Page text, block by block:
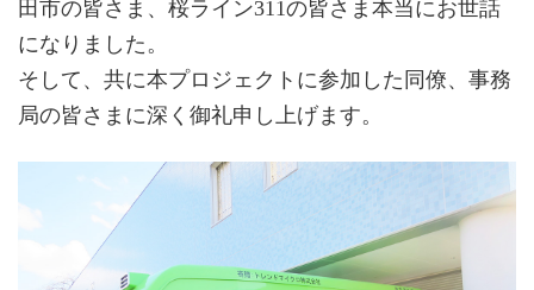
田市の皆さま、桜ライン311の皆さま本当にお世話
になりました。
そして、共に本プロジェクトに参加した同僚、事務
局の皆さまに深く御礼申し上げます。